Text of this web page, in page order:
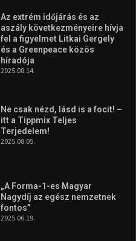
Az extrém időjárás és az
aszály következményeire hívja
fel a figyelmet Litkai Gergely
és a Greenpeace közös
híradója
2025.08.14.
Ne csak nézd, lásd is a focit! –
itt a Tippmix Teljes
Terjedelem!
2025.08.05.
„A Forma-1-es Magyar
Nagydíj az egész nemzetnek
fontos”
2025.06.19.